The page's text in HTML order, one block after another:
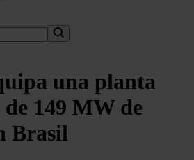
una planta
149 MW de
Brasil